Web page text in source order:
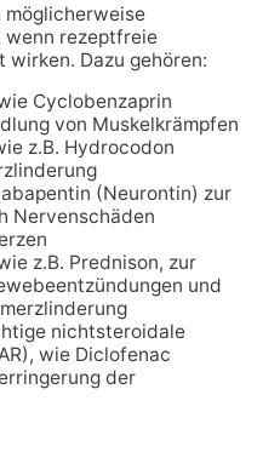
möglicherweise
wenn rezeptfreie
wirken. Dazu gehören:
Cyclobenzaprin
von Muskelkrämpfen
z.B. Hydrocodon
(Neurontin) zur
Nervenschäden
z.B. Prednison, zur
und
nichtsteroidale
wie Diclofenac
der